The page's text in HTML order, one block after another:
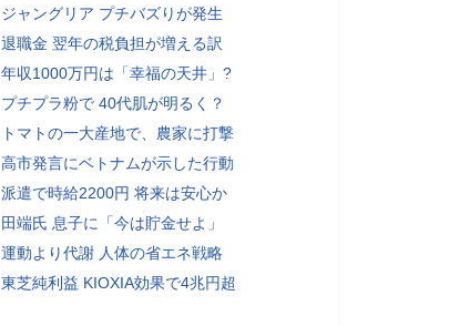
ジャングリア プチバズりが発生
退職金 翌年の税負担が増える訳
年収1000万円は「幸福の天井」?
プチプラ粉で 40代肌が明るく？
トマトの一大産地で、農家に打撃
高市発言にベトナムが示した行動
派遣で時給2200円 将来は安心か
田端氏 息子に「今は貯金せよ」
運動より代謝 人体の省エネ戦略
東芝純利益 KIOXIA効果で4兆円超